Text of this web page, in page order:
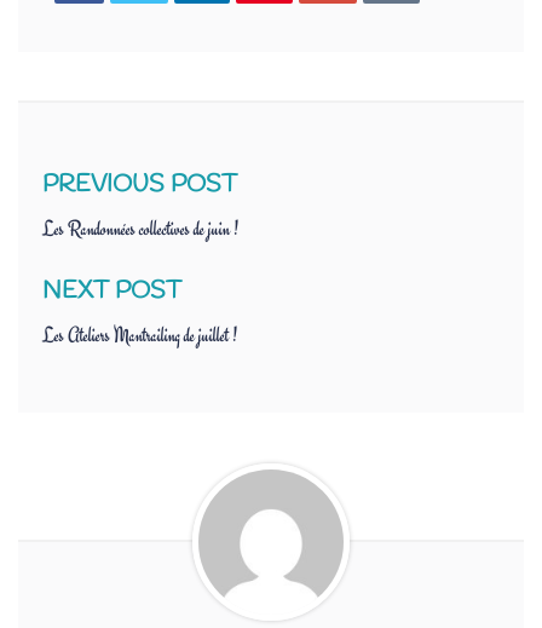
PREVIOUS POST
Les Randonnées collectives de juin !
NEXT POST
Les Ateliers Mantrailing de juillet !